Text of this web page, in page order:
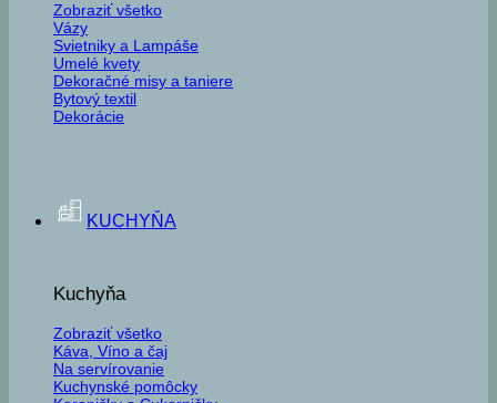
Zobraziť všetko
Vázy
Svietniky a Lampáše
Umelé kvety
Dekoračné misy a taniere
Bytový textil
Dekorácie
KUCHYŇA
Kuchyňa
Zobraziť všetko
Káva, Víno a čaj
Na servírovanie
Kuchynské pomôcky